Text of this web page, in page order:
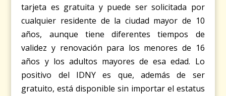
tarjeta es gratuita y puede ser solicitada por
cualquier residente de la ciudad mayor de 10
años, aunque tiene diferentes tiempos de
validez y renovación para los menores de 16
años y los adultos mayores de esa edad. Lo
positivo del IDNY es que, además de ser
gratuito, está disponible sin importar el estatus